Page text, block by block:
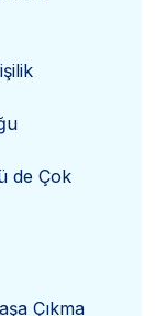
de Çok
Çıkma